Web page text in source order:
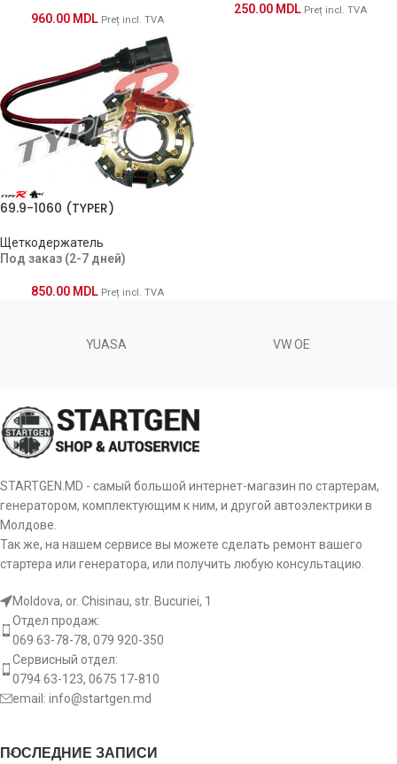
960.00 MDL Preț incl. TVA
250.00 MDL Preț incl. TVA
69.9-1060 (TYPER)
Щеткодержатель
Под заказ (2-7 дней)
850.00 MDL Preț incl. TVA
YUASA VW OE
STARTGEN.MD - самый большой интернет-магазин по стартерам,
генератором, комплектующим к ним, и другой автоэлектрики в
Молдове.
Так же, на нашем сервисе вы можете сделать ремонт вашего
стартера или генератора, или получить любую консультацию.
Moldova, or. Chisinau, str. Bucuriei, 1
Отдел продаж:
069 63-78-78, 079 920-350
Сервисный отдел:
0794 63-123, 0675 17-810
email: info@startgen.md
ПОСЛЕДНИЕ ЗАПИСИ